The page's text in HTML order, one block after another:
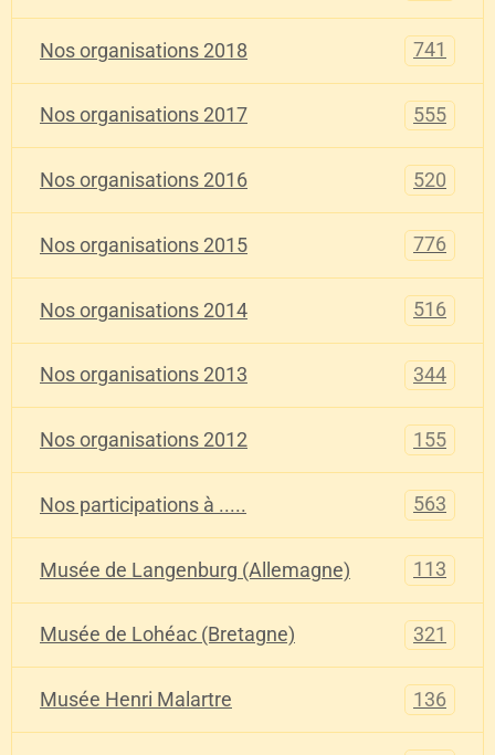
Nos organisations 2018 741
Nos organisations 2017 555
Nos organisations 2016 520
Nos organisations 2015 776
Nos organisations 2014 516
Nos organisations 2013 344
Nos organisations 2012 155
Nos participations à ..... 563
Musée de Langenburg (Allemagne) 113
Musée de Lohéac (Bretagne) 321
Musée Henri Malartre 136